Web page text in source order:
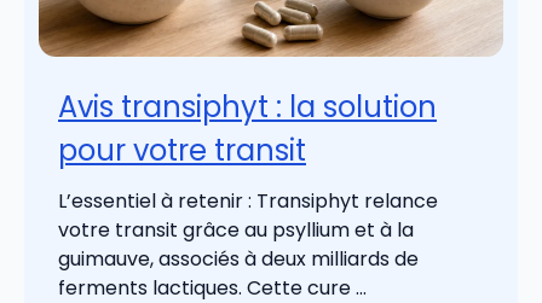
Avis transiphyt : la solution
pour votre transit
L’essentiel à retenir : Transiphyt relance
votre transit grâce au psyllium et à la
guimauve, associés à deux milliards de
ferments lactiques. Cette cure ...